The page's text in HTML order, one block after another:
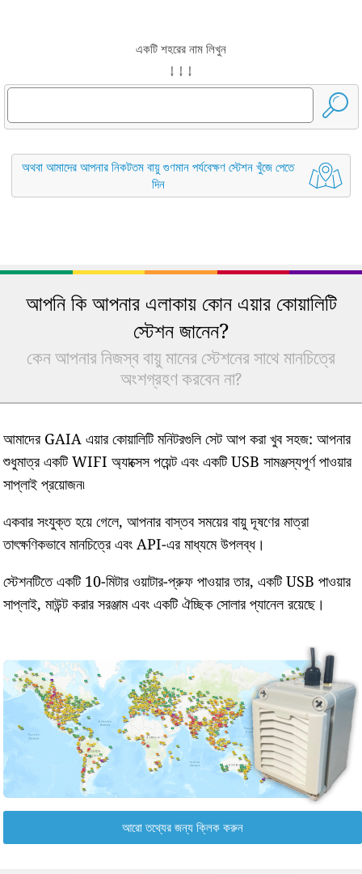
একটি শহরের নাম লিখুন
↓ ↓ ↓
অথবা আমাদের আপনার নিকটতম বায়ু গুণমান পর্যবেক্ষণ স্টেশন খুঁজে পেতে
দিন
আপনি কি আপনার এলাকায় কোন এয়ার কোয়ালিটি
স্টেশন জানেন?
কেন আপনার নিজস্ব বায়ু মানের স্টেশনের সাথে মানচিত্রে
অংশগ্রহণ করবেন না?
আমাদের GAIA এয়ার কোয়ালিটি মনিটরগুলি সেট আপ করা খুব সহজ: আপনার
শুধুমাত্র একটি WIFI অ্যাক্সেস পয়েন্ট এবং একটি USB সামঞ্জস্যপূর্ণ পাওয়ার
সাপ্লাই প্রয়োজন৷
একবার সংযুক্ত হয়ে গেলে, আপনার বাস্তব সময়ের বায়ু দূষণের মাত্রা
তাৎক্ষণিকভাবে মানচিত্রে এবং API-এর মাধ্যমে উপলব্ধ।
স্টেশনটিতে একটি 10-মিটার ওয়াটার-প্রুফ পাওয়ার তার, একটি USB পাওয়ার
সাপ্লাই, মাউন্ট করার সরঞ্জাম এবং একটি ঐচ্ছিক সোলার প্যানেল রয়েছে।
আরো তথ্যের জন্য ক্লিক করুন